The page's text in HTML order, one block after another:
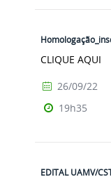
CLIQUE AQUI
26/09/22
19h35
EDITAL UAMV/